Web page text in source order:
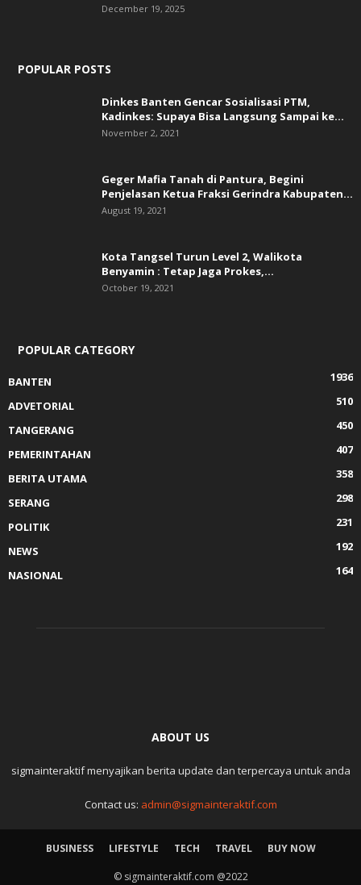
December 19, 2025
POPULAR POSTS
Dinkes Banten Gencar Sosialisasi PTM,
Kadinkes: Supaya Bisa Langsung Sampai ke...
November 2, 2021
Geger Mafia Tanah di Pantura, Begini
Penjelasan Ketua Fraksi Gerindra Kabupaten...
August 19, 2021
Kota Tangsel Turun Level 2, Walikota
Benyamin : Tetap Jaga Prokes,...
October 19, 2021
POPULAR CATEGORY
BANTEN
1936
ADVETORIAL
510
TANGERANG
450
PEMERINTAHAN
407
BERITA UTAMA
358
SERANG
298
POLITIK
231
NEWS
192
NASIONAL
164
ABOUT US
sigmainteraktif menyajikan berita update dan terpercaya untuk anda
Contact us: admin@sigmainteraktif.com
BUSINESS LIFESTYLE TECH TRAVEL BUY NOW
© sigmainteraktif.com @2022